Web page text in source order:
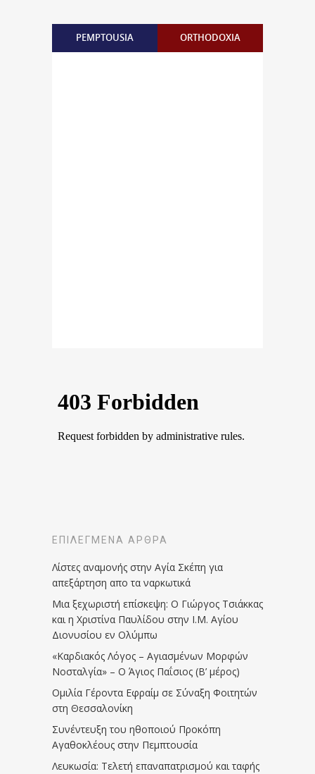
PEMPTOUSIA ORTHODOXIA
ΕΠΙΛΕΓΜΈΝΑ ΆΡΘΡΑ
Λίστες αναμονής στην Αγία Σκέπη για
απεξάρτηση απο τα ναρκωτικά
Μια ξεχωριστή επίσκεψη: Ο Γιώργος Τσιάκκας
και η Χριστίνα Παυλίδου στην Ι.Μ. Αγίου
Διονυσίου εν Ολύμπω
«Καρδιακός Λόγος – Αγιασμένων Μορφών
Νοσταλγία» – Ο Άγιος Παΐσιος (Β’ μέρος)
Ομιλία Γέροντα Εφραίμ σε Σύναξη Φοιτητών
στη Θεσσαλονίκη
Συνέντευξη του ηθοποιού Προκόπη
Αγαθοκλέους στην Πεμπτουσία
Λευκωσία: Τελετή επαναπατρισμού και ταφής